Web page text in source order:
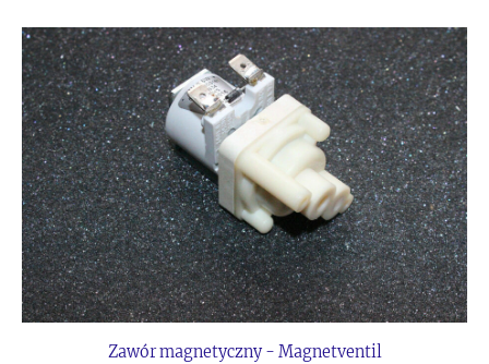
Zawór magnetyczny - Magnetventil